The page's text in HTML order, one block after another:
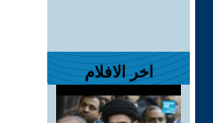
اخر الافلام